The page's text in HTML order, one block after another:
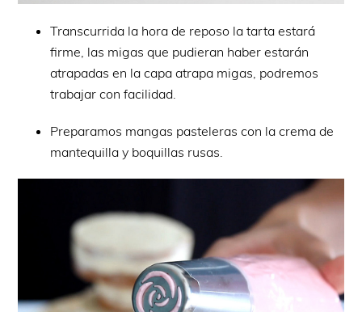
Transcurrida la hora de reposo la tarta estará
firme, las migas que pudieran haber estarán
atrapadas en la capa atrapa migas, podremos
trabajar con facilidad.
Preparamos mangas pasteleras con la crema de
mantequilla y boquillas rusas.